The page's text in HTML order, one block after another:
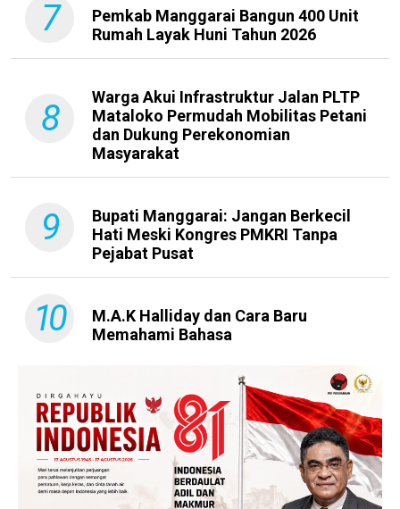
7
Pemkab Manggarai Bangun 400 Unit
Rumah Layak Huni Tahun 2026
8
Warga Akui Infrastruktur Jalan PLTP
Mataloko Permudah Mobilitas Petani
dan Dukung Perekonomian
Masyarakat
9
Bupati Manggarai: Jangan Berkecil
Hati Meski Kongres PMKRI Tanpa
Pejabat Pusat
10
M.A.K Halliday dan Cara Baru
Memahami Bahasa